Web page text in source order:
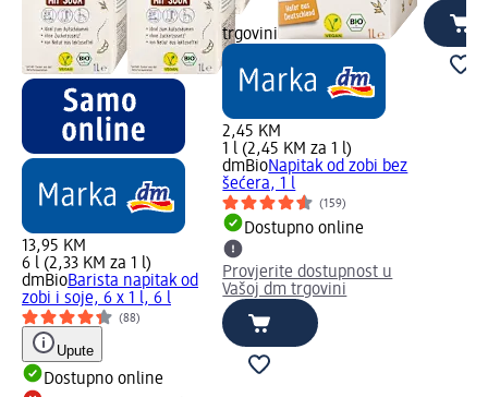
13,95 KM
6 l (2,33 KM za 1 l)
dmBioBarista napitak od
zobi i soje, 6 x 1 l, 6 l
(88)
Upute
Dostupno online
trgovini
2,45 KM
1 l (2,45 KM za 1 l)
dmBioNapitak od zobi bez
šećera, 1 l
(159)
Dostupno online
Provjerite dostupnost u
Vašoj dm trgovini